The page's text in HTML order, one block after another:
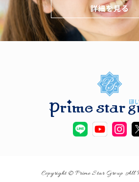
詳細を見る
Copyright © Prime Star Group All